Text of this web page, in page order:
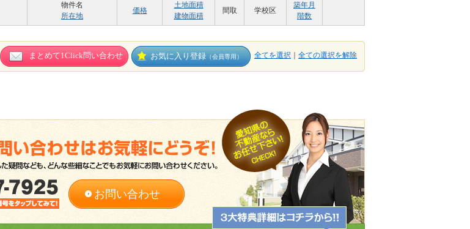
物件名
所在地
価格
土地面積
建物面積
間取 学校区
築年月
階数
まとめて1Click問い合わせ お気に入り登録 （会員専用） 全てを選択 全ての選択を解除
お問い合わせ